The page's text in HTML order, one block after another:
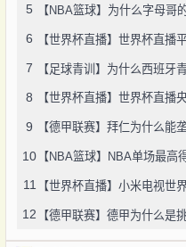
5 【NBA篮球】为什么字母哥
6 【世界杯直播】世界杯直播
7 【足球青训】为什么西班牙
8 【世界杯直播】世界杯直播
9 【德甲联赛】拜仁为什么能
10 【NBA篮球】NBA单场最高
11 【世界杯直播】小米电视世
12 【德甲联赛】德甲为什么是